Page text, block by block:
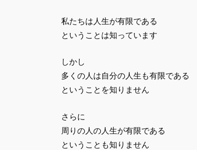
私たちは人生が有限である
ということは知っています
しかし
多くの人は自分の人生も有限である
ということを知りません
さらに
周りの人の人生が有限である
ということも知りません